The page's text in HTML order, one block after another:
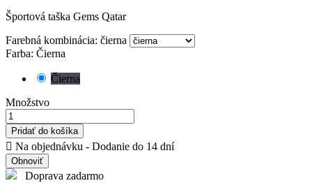
Športová taška Gems Qatar
Farebná kombinácia: čierna
Farba: Čierna
Čierna
Množstvo
Pridať do košíka
 Na objednávku - Dodanie do 14 dní
Doprava zadarmo